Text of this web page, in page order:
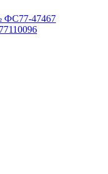
ФС77-47467